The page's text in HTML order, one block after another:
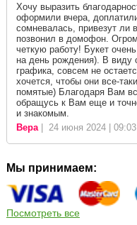
Хочу выразить
оформили вчера,
сомневалась, привезут ли
позвонил в домофон.
четкую работу! Букет
на день рождения). В виду
графика, совсем не
хочется, чтобы они все-
помятые) Благодаря Вам
обращусь к Вам еще и
и знакомым.
Вера| 24 июня 2024 | 09:03
Мы принимаем:
Посмотреть все